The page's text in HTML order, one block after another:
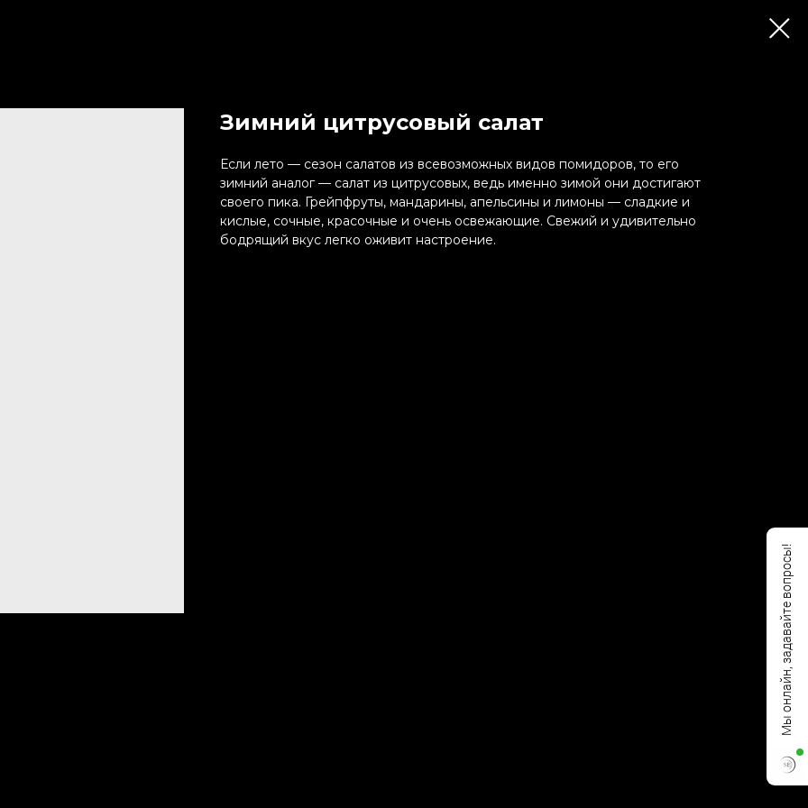
Зимний цитрусовый салат
Если лето — сезон салатов из всевозможных видов помидоров, то его
зимний аналог — салат из цитрусовых, ведь именно зимой они достигают
своего пика. Грейпфруты, мандарины, апельсины и лимоны — сладкие и
кислые, сочные, красочные и очень освежающие. Свежий и удивительно
бодрящий вкус легко оживит настроение.
Мы онлайн, задавайте вопросы!